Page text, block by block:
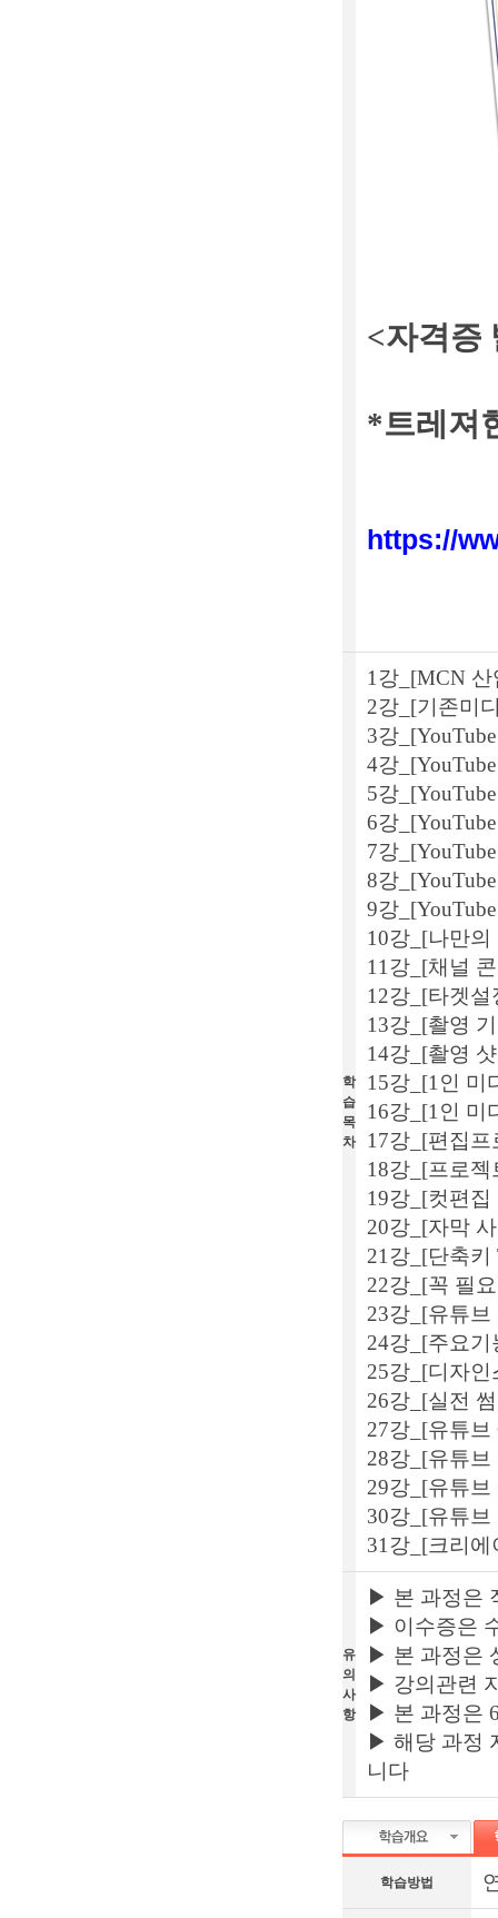
<자격증
*트레져
https://
학
습
목
차
1강_[MCN
2강_[기존미
3강
4강
5강
6강
7강
8강
9강
10강_[나만
11강_[채널
12강_[타겟
13강_[촬영
14강_[촬영
15강_[1인 미
16강_[1인 미
17강_[편집
18강_[프로젝
19강_[컷편
20강_[자막
21강_[단축키
22강_[꼭 필
23강_[유튜브
24강_[주요
25강_[디자
26강_[실전
27강_[유튜브
28강_[유튜
29강_[유튜
30강_[유튜
31강_[크리
유
의
사
항
▶ 본 과정은
▶ 이수증은
▶ 본 과정은
▶ 강의관련
▶ 본 과정은
▶ 해당 과정
니다
학습방법